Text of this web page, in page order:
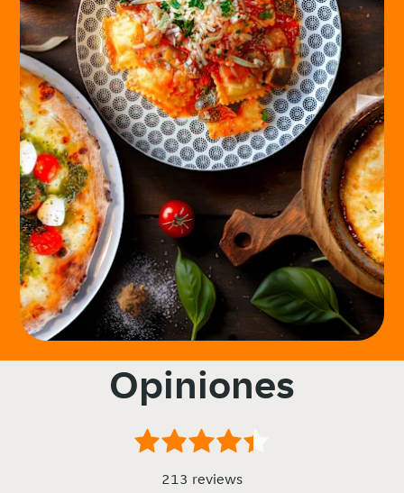
Opiniones
213 reviews